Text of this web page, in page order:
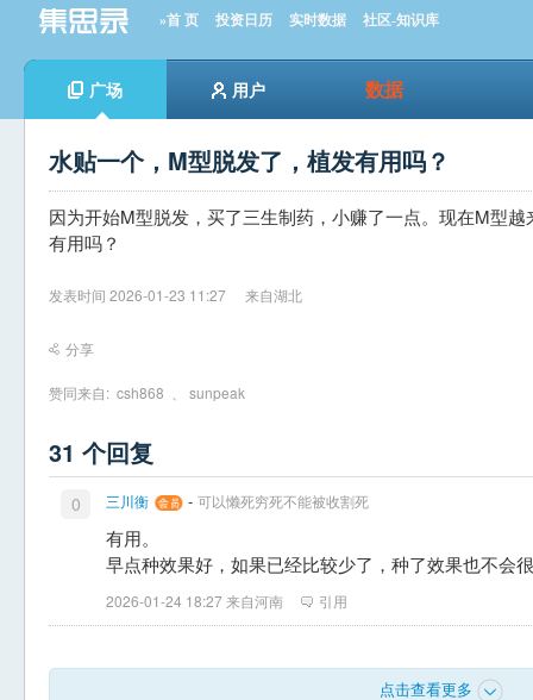
»首 页 投资日历 实时数据 社区-知识库
广场 用户 数据
水贴一个，M型脱发了，植发有用吗？
因为开始M型脱发，买了三生制药，小赚了一点。现在M型
有用吗？
发表时间 2026-01-23 11:27 来自湖北
分享
赞同来自: csh868 sunpeak
31 个回复
0 三川衡 - 可以懒死穷死不能被收割死
有用。
早点种效果好，如果已经比较少了，种了效果也不会
2026-01-24 18:27 来自河南 引用
点击查看更多